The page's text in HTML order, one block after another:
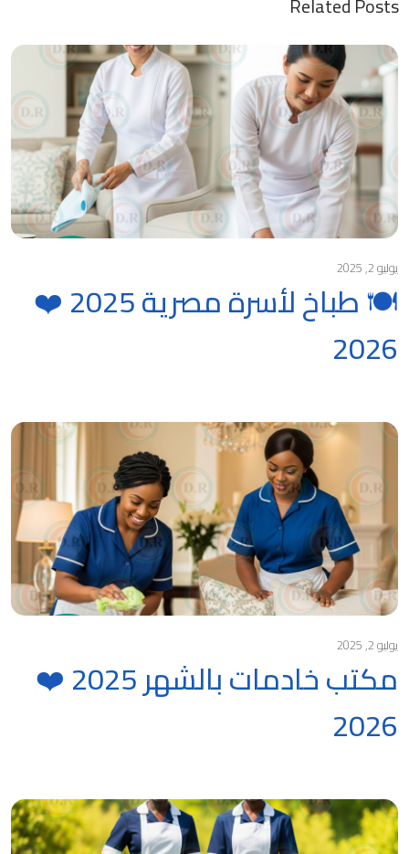
يوليو 2, 2025
🍽️ طباخ لأسرة مصرية 2025 ❤️
2026
يوليو 2, 2025
مكتب خادمات بالشهر 2025 ❤️
2026